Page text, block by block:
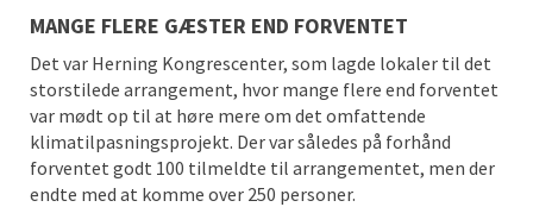
MANGE FLERE GÆSTER END FORVENTET
Det var Herning Kongrescenter, som lagde lokaler til det
storstilede arrangement, hvor mange flere end forventet
var mødt op til at høre mere om det omfattende
klimatilpasningsprojekt. Der var således på forhånd
forventet godt 100 tilmeldte til arrangementet, men der
endte med at komme over 250 personer.